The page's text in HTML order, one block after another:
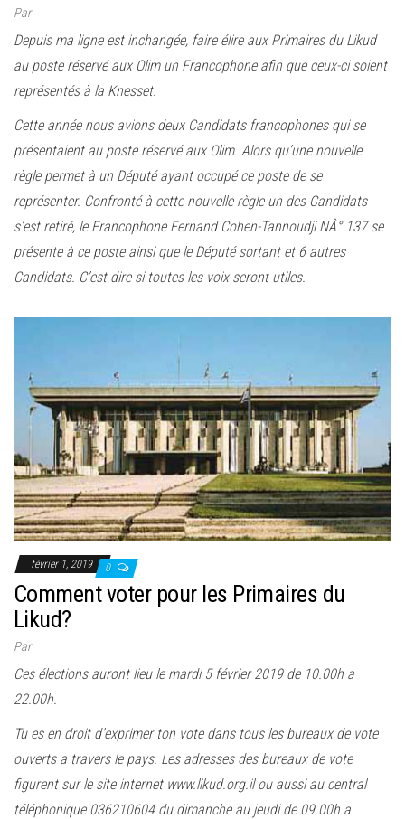
Par
Depuis ma ligne est inchangée, faire élire aux Primaires du Likud
au poste réservé aux Olim un Francophone afin que ceux-ci soient
représentés à la Knesset.
Cette année nous avions deux Candidats francophones qui se
présentaient au poste réservé aux Olim. Alors qu’une nouvelle
règle permet à un Député ayant occupé ce poste de se
représenter. Confronté à cette nouvelle règle un des Candidats
s’est retiré, le Francophone Fernand Cohen-Tannoudji NÂ° 137 se
présente à ce poste ainsi que le Député sortant et 6 autres
Candidats. C’est dire si toutes les voix seront utiles.
février 1, 2019 0
Comment voter pour les Primaires du
Likud?
Par
Ces élections auront lieu le mardi 5 février 2019 de 10.00h a
22.00h.
Tu es en droit d’exprimer ton vote dans tous les bureaux de vote
ouverts a travers le pays. Les adresses des bureaux de vote
figurent sur le site internet www.likud.org.il ou aussi au central
téléphonique 036210604 du dimanche au jeudi de 09.00h a